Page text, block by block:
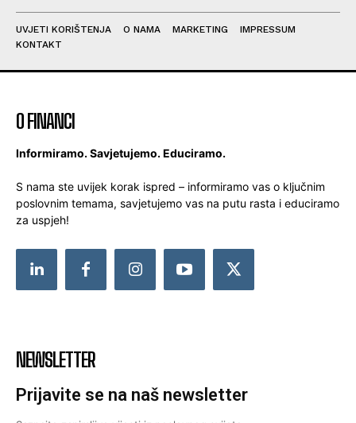
UVJETI KORIŠTENJA O NAMA MARKETING
IMPRESSUM
KONTAKT
O FINANCI
Informiramo. Savjetujemo. Educiramo.
S nama ste uvijek korak ispred – informiramo vas o ključnim
poslovnim temama, savjetujemo vas na putu rasta i educiramo
za uspjeh!
NEWSLETTER
Prijavite se na naš newsletter